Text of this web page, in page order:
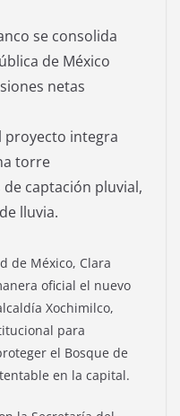
se consolida
de México
netas
proyecto integra
torre
captación pluvial,
lluvia.
de México, Clara
oficial el nuevo
Xochimilco,
para
el Bosque de
en la capital.